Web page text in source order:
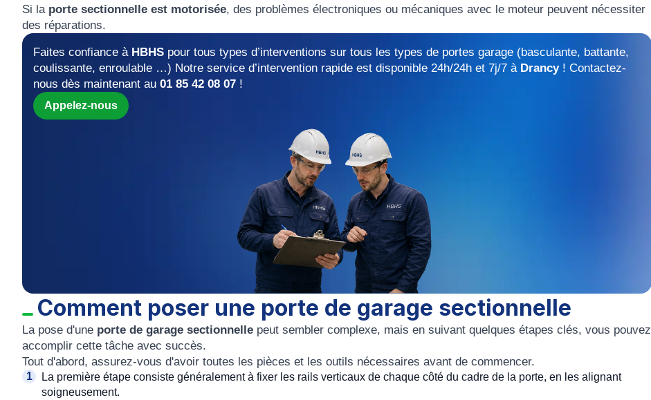
Si la porte sectionnelle est motorisée, des problèmes électroniques ou mécaniques avec le moteur peuvent nécessiter
des réparations.
Faites confiance à HBHS pour tous types d’interventions sur tous les types de portes garage (basculante, battante,
coulissante, enroulable …) Notre service d’intervention rapide est disponible 24h/24h et 7j/7 à Drancy! Contactez-
nous dès maintenant au 01 85 42 08 07 !
Appelez-nous
Comment poser une porte de garage sectionnelle
La pose d'une porte de garage sectionnelle peut sembler complexe, mais en suivant quelques étapes clés, vous pouvez
accomplir cette tâche avec succès.
Tout d'abord, assurez-vous d'avoir toutes les pièces et les outils nécessaires avant de commencer.
La première étape consiste généralement à fixer les rails verticaux de chaque côté du cadre de la porte, en les alignant
soigneusement.